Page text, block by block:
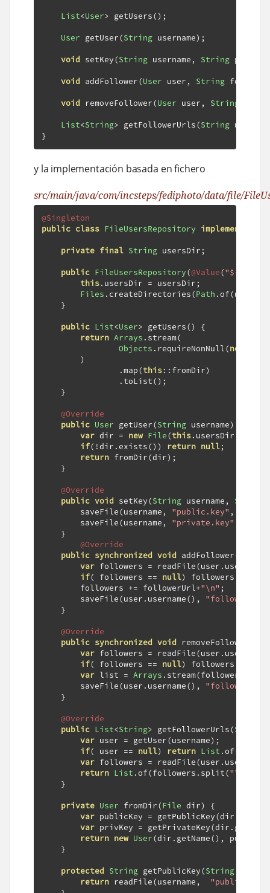
List<User> getUsers();
User getUser(String username);
void setKey(String username , String
void addFollower(User user , String
void removeFollower(User user , String
List<String> getFollowerUrls(String
}
y la implementación basada en fichero
src/main/java/com/incsteps/fediphoto/data/file/
@Singleton
public class FileUsersRepository implements
private final String usersDir ;
public FileUsersRepository(@Value(
this. usersDir = usersDir ;
Files . createDirectories(Path .of(
}
public List<User> getUsers()
{
return Arrays . stream(
Objects . requireNonNull(new
)
.map(this:: fromDir)
. toList();
}
@Override
public User getUser(String username)
var dir = new File(this. usersDir
if(!dir . exists()) return null;
return fromDir(dir);
}
@Override
public void setKey(String username , String
        saveFile
(username , "public.key" ,
        saveFile
(username , "private.key"
}
@Override
public synchronized void addFollower(
var followers = readFile(user . username
if( followers == null) followers
        followers
+= followerUrl+"\n" ;
        saveFile
(user . username(),
}
@Override
public synchronized void removeFollower
var followers = readFile(user . username
if( followers == null) followers
var list = Arrays . stream(followers
        saveFile
(user . username(),
}
@Override
public List<String> getFollowerUrls(String
var user = getUser(username);
if( user == null) return List .of();
var followers = readFile(user . username
return List .of(followers . split("\n"
}
private User fromDir(File dir)
{
var publicKey = getPublicKey(dir
var privKey = getPrivateKey(dir . getName
return new User(dir . getName(),
}
protected String getPublicKey(String
return readFile(username , "public.key"